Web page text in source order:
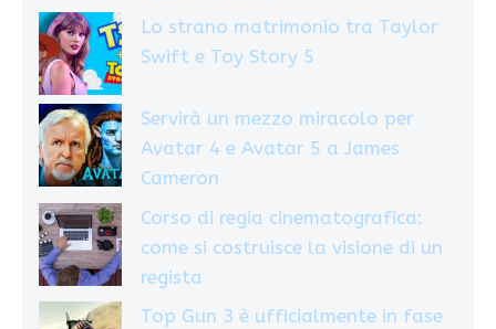
Lo strano matrimonio tra Taylor
Swift e Toy Story 5
Servirà un mezzo miracolo per
Avatar 4 e Avatar 5 a James
Cameron
Corso di regia cinematografica:
come si costruisce la visione di un
regista
Top Gun 3 è ufficialmente in fase